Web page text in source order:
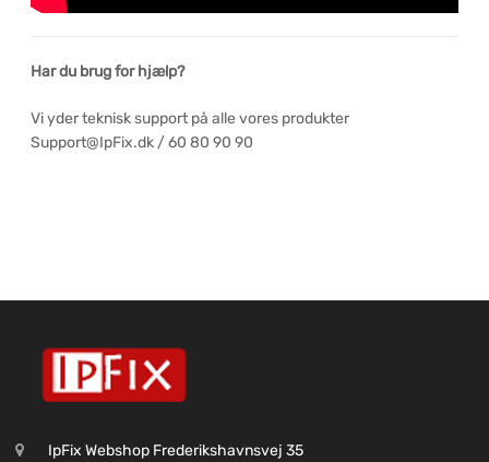
Har du brug for hjælp?
Vi yder teknisk support på alle vores produkter
Support@IpFix.dk / 60 80 90 90
IpFix Webshop Frederikshavnsvej 35